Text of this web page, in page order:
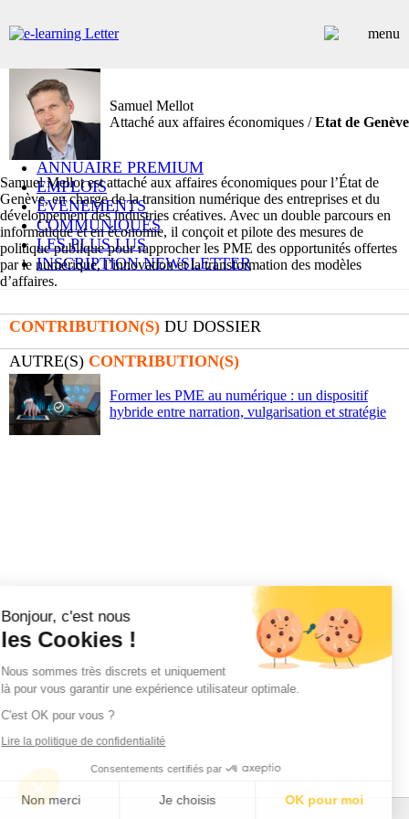
Bonjour, c'est nous
les Cookies !
Nous sommes très discrets et uniquement
là pour vous garantir une expérience utilisateur optimale.
C'est OK pour vous ?
Lire la politique de confidentialité
Consentements certifiés par
Non merci Je choisis OK pour moi
ARTICLES
DOSSIERS
CONTRIBUTEURS
ANNUAIRE PREMIUM
EMPLOIS
ÉVÉNEMENTS
COMMUNIQUÉS
LES PLUS LUS
INSCRIPTION NEWSLETTER
Samuel Mellot
Attaché aux affaires économiques /Etat de Genève
Samuel Mellot est attaché aux affaires économiques pour l’État de
Genève, en charge de la transition numérique des entreprises et du
développement des industries créatives. Avec un double parcours en
informatique et en économie, il conçoit et pilote des mesures de
politique publique pour rapprocher les PME des opportunités offertes
par le numérique, l’innovation et la transformation des modèles
d’affaires.
CONTRIBUTION(S) DU DOSSIER
AUTRE(S) CONTRIBUTION(S)
Former les PME au numérique : un dispositif
hybride entre narration, vulgarisation et stratégie